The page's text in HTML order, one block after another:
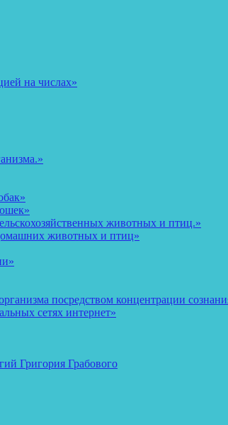
на числах»
животных и птиц.»
животных и птиц»
посредством концентрации
сетях интернет»
Григория Грабового